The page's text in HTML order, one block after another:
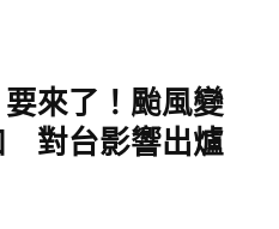
來了！颱風變
對台影響出爐